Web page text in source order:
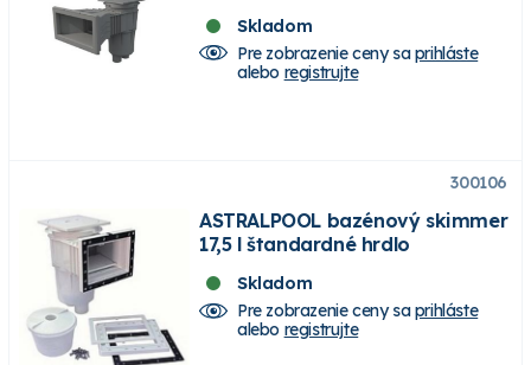
Skladom
Pre zobrazenie ceny saprihláste
alebo registrujte
300106
ASTRALPOOL bazénový skimmer
17,5 l štandardné hrdlo
Skladom
Pre zobrazenie ceny saprihláste
alebo registrujte